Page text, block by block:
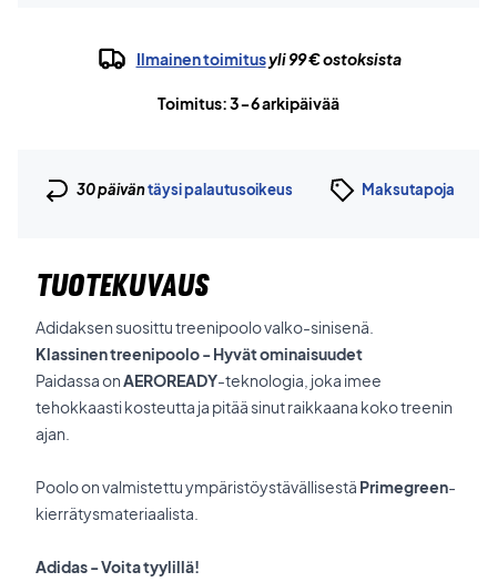
Ilmainen toimitusyli 99 € ostoksista
Toimitus: 3-6 arkipäivää
30 päiväntäysi palautusoikeus Maksutapoja
TUOTEKUVAUS
Adidaksen suosittu treenipoolo valko-sinisenä.
Klassinen treenipoolo - Hyvät ominaisuudet
Paidassa onAEROREADY-teknologia, joka imee
tehokkaasti kosteutta ja pitää sinut raikkaana koko treenin
ajan.
Poolo on valmistettu ympäristöystävällisestä Primegreen-
kierrätysmateriaalista.
Adidas - Voita tyylillä!